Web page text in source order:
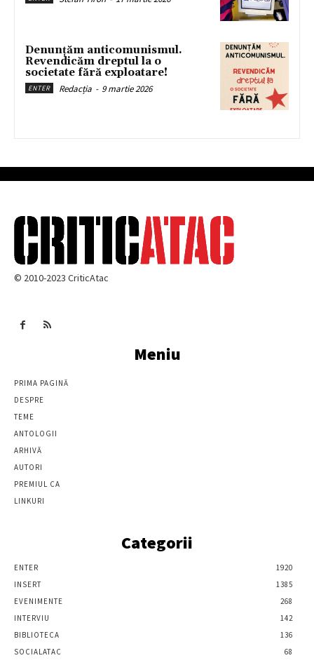
Denunțăm anticomunismul.
Revendicăm dreptul la o
societate fără exploatare!
ENTER Redacția - 9 martie 2026
© 2010-2023 CriticAtac
Meniu
PRIMA PAGINĂ
DESPRE
TEME
ANTOLOGII
ARHIVĂ
AUTORI
PREMIUL CA
LINKURI
Categorii
ENTER
1920
INSERT
1385
EVENIMENTE
268
INTERVIU
142
BIBLIOTECA
136
SOCIALATAC
68